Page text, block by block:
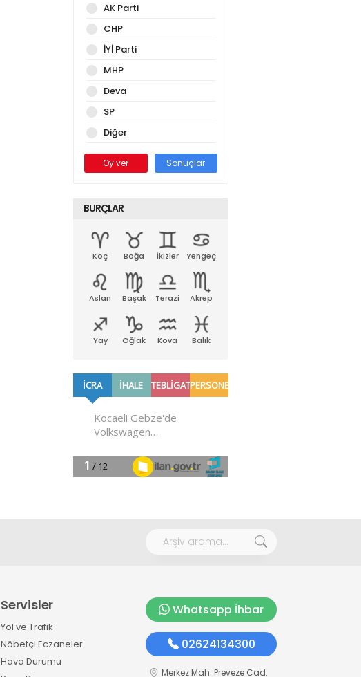
AK Parti
CHP
İYİ Parti
MHP
Deva
SP
Diğer
Oy ver Sonuçlar
BURÇLAR
Koç Boğa İkizler Yengeç
Aslan Başak Terazi Akrep
Yay Oğlak Kova Balık
Servisler
Yol ve Trafik
Nöbetçi Eczaneler
Hava Durumu
Whatsapp İhbar
02624134300
Merkez Mah. Preveze Cad.